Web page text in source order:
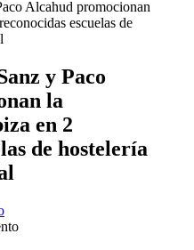
y Paco
la
en 2
de hostelería